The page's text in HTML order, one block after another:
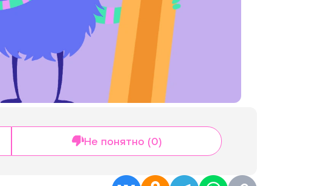
Не понятно (0)